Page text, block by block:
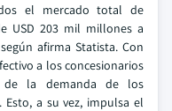
el mercado total de
USD 203 mil millones a
afirma Statista. Con
a los concesionarios
de la demanda de los
a su vez, impulsa el